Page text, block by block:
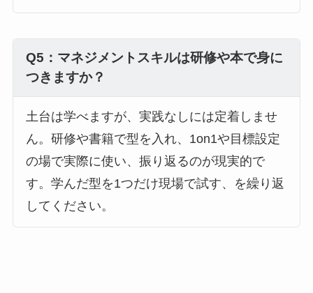
Q5：マネジメントスキルは研修や本で身に
つきますか？
土台は学べますが、実践なしには定着しませ
ん。研修や書籍で型を入れ、1on1や目標設定
の場で実際に使い、振り返るのが現実的で
す。学んだ型を1つだけ現場で試す、を繰り返
してください。